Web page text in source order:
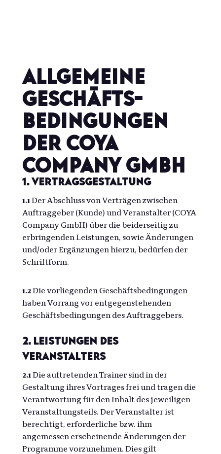
Allgemeine
Geschäfts­
bedingungen
der COYA
Company GmbH
1. Vertragsgestaltung
1.1Der Abschluss von Verträgen zwischen
Auftraggeber (Kunde) und Veranstalter (COYA
Company GmbH) über die beiderseitig zu
erbringenden Leistungen, sowie Änderungen
und/oder Ergänzungen hierzu, bedürfen der
Schriftform.
1.2Die vorliegenden Geschäftsbedingungen
haben Vorrang vor entgegenstehenden
Geschäftsbedingungen des Auftraggebers.
2. Leistungen des
Veranstalters
2.1Die auftretenden Trainer sind in der
Gestaltung ihres Vortrages frei und tragen die
Verantwortung für den Inhalt des jeweiligen
Veranstaltungsteils. Der Veranstalter ist
berechtigt, erforderliche bzw. ihm
angemessen erscheinende Änderungen der
Programme vorzunehmen. Dies gilt